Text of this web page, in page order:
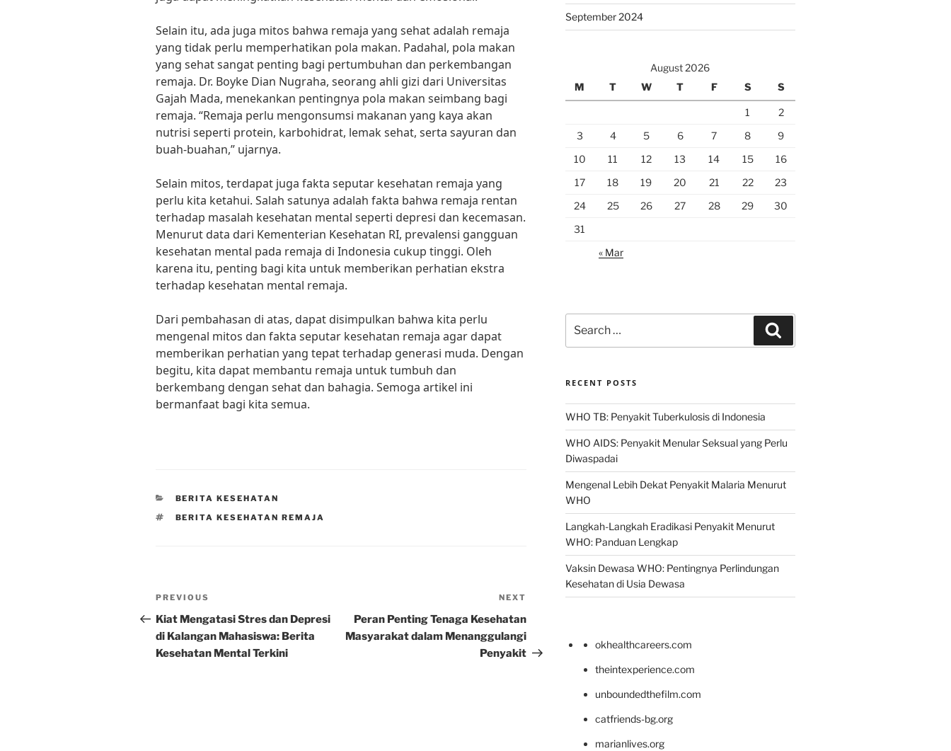
Selain itu, ada juga mitos bahwa remaja yang sehat adalah remaja
yang tidak perlu memperhatikan pola makan. Padahal, pola makan
yang sehat sangat penting bagi pertumbuhan dan perkembangan
remaja. Dr. Boyke Dian Nugraha, seorang ahli gizi dari Universitas
Gajah Mada, menekankan pentingnya pola makan seimbang bagi
remaja. “Remaja perlu mengonsumsi makanan yang kaya akan
nutrisi seperti protein, karbohidrat, lemak sehat, serta sayuran dan
buah-buahan,” ujarnya.
Selain mitos, terdapat juga fakta seputar kesehatan remaja yang
perlu kita ketahui. Salah satunya adalah fakta bahwa remaja rentan
terhadap masalah kesehatan mental seperti depresi dan kecemasan.
Menurut data dari Kementerian Kesehatan RI, prevalensi gangguan
kesehatan mental pada remaja di Indonesia cukup tinggi. Oleh
karena itu, penting bagi kita untuk memberikan perhatian ekstra
terhadap kesehatan mental remaja.
Dari pembahasan di atas, dapat disimpulkan bahwa kita perlu
mengenal mitos dan fakta seputar kesehatan remaja agar dapat
memberikan perhatian yang tepat terhadap generasi muda. Dengan
begitu, kita dapat membantu remaja untuk tumbuh dan
berkembang dengan sehat dan bahagia. Semoga artikel ini
bermanfaat bagi kita semua.
CATEGORIES
BERITA KESEHATAN
TAGS
BERITA KESEHATAN REMAJA
Post
navigation
Previous
Post
PREVIOUS
Kiat Mengatasi Stres dan Depresi
di Kalangan Mahasiswa: Berita
Kesehatan Mental Terkini
Post
NEXT
Peran Penting Tenaga Kesehatan
Masyarakat dalam Menanggulangi
Penyakit
September 2024
August 2026
M
T W T F S S
1
2
3
4 5 6 7 8
9
10
11 12 13 14 15
16
17
18 19 20 21 22
23
24
25 26 27 28 29
30
31
« Mar
for:
RECENT POSTS
WHO TB: Penyakit Tuberkulosis di Indonesia
WHO AIDS: Penyakit Menular Seksual yang Perlu
Diwaspadai
Mengenal Lebih Dekat Penyakit Malaria Menurut
WHO
Langkah-Langkah Eradikasi Penyakit Menurut
WHO: Panduan Lengkap
Vaksin Dewasa WHO: Pentingnya Perlindungan
Kesehatan di Usia Dewasa
okhealthcareers.com
theintexperience.com
unboundedthefilm.com
catfriends-bg.org
marianlives.org